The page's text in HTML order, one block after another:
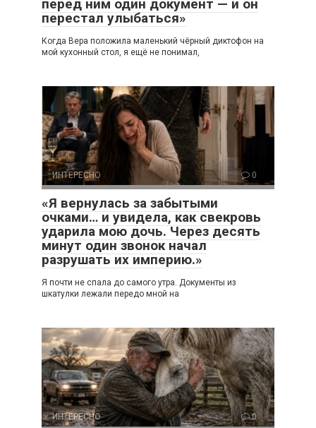
перед ним один документ — и он
перестал улыбаться»
Когда Вера положила маленький чёрный диктофон на
мой кухонный стол, я ещё не понимал,
ИНТЕРЕСНО 0
«Я вернулась за забытыми
очками… и увидела, как свекровь
ударила мою дочь. Через десять
минут один звонок начал
разрушать их империю.»
Я почти не спала до самого утра. Документы из
шкатулки лежали передо мной на
ИНТЕРЕСНО 0